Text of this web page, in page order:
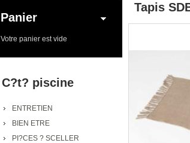
Panier
Votre panier est vide
C?t? piscine
ENTRETIEN
BIEN ETRE
PI?CES ? SCELLER
Tapis